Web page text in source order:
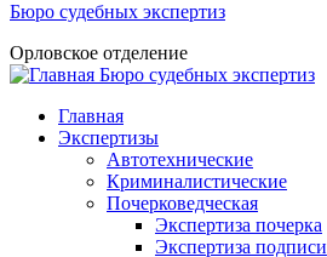
Бюро судебных экспертиз
Орловское отделение
Бюро судебных экспертиз
Главное меню
Главная
Экспертизы
Автотехнические
Криминалистические
Почерковедческая
Экспертиза почерка
Экспертиза подписи